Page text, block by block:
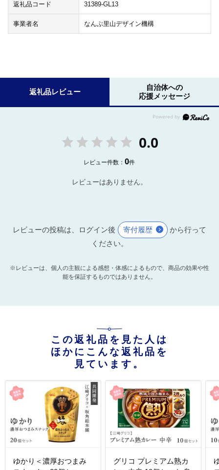
返礼品コード 31389-GL13
事業者名 なんぶ里山デザイン機構
返礼品レビュー
自治体への
応援メッセージ
0.0
レビュー件数：0件
レビューはありません。
レビューの投稿は、ログイン後 寄付履歴
から行って
ください。
※レビューは、個人の主観による感想・体感によるもので、商品の効果や性
能を保証するものではありません。
この返礼品を見た人は
ほかにこんな返礼品を
見ています。
ゆかり＜濃厚おつまみ
グリコ プレミアム熟カ